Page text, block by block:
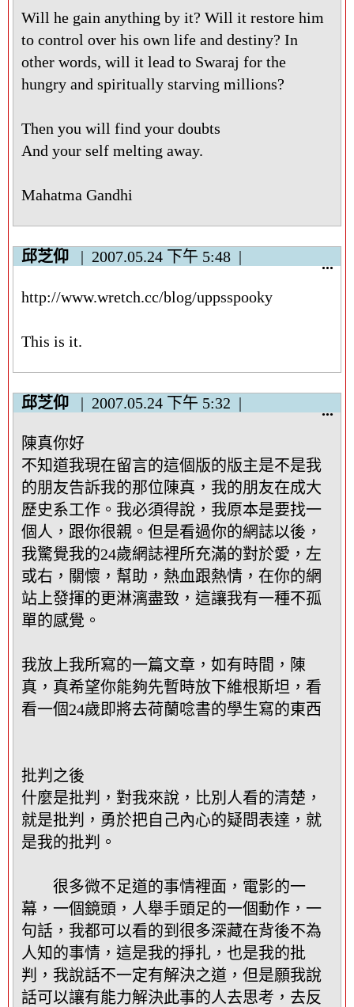
Will he gain anything by it? Will it restore him
to control over his own life and destiny? In
other words, will it lead to Swaraj for the
hungry and spiritually starving millions?
Then you will find your doubts
And your self melting away.
Mahatma Gandhi
邱芝仰 2007.05.24 下午 5:48
http://www.wretch.cc/blog/uppsspooky
This is it.
...顯
個
中
繼
邱芝仰 2007.05.24 下午 5:32
陳真你好
不知道我現在留言的這個版的版主是不是我
的朋友告訴我的那位陳真，我的朋友在成大
歷史系工作。我必須得說，我原本是要找一
個人，跟你很親。但是看過你的網誌以後，
我驚覺我的24歲網誌裡所充滿的對於愛，左
或右，關懷，幫助，熱血跟熱情，在你的網
站上發揮的更淋漓盡致，這讓我有一種不孤
單的感覺。
我放上我所寫的一篇文章，如有時間，陳
真，真希望你能夠先暫時放下維根斯坦，看
看一個24歲即將去荷蘭唸書的學生寫的東西
批判之後
什麼是批判，對我來說，比別人看的清楚，
就是批判，勇於把自己內心的疑問表達，就
是我的批判。
很多微不足道的事情裡面，電影的一
幕，一個鏡頭，人舉手頭足的一個動作，一
句話，我都可以看的到很多深藏在背後不為
人知的事情，這是我的掙扎，也是我的批
判，我說話不一定有解決之道，但是願我說
話可以讓有能力解決此事的人去思考，去反
...顯